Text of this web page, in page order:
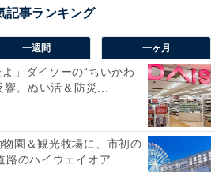
一週間 一ヶ月
よ」ダイソーの“ちいかわ
。ぬい活＆防災...
物園＆観光牧場に、市初の
のハイウェイオア...